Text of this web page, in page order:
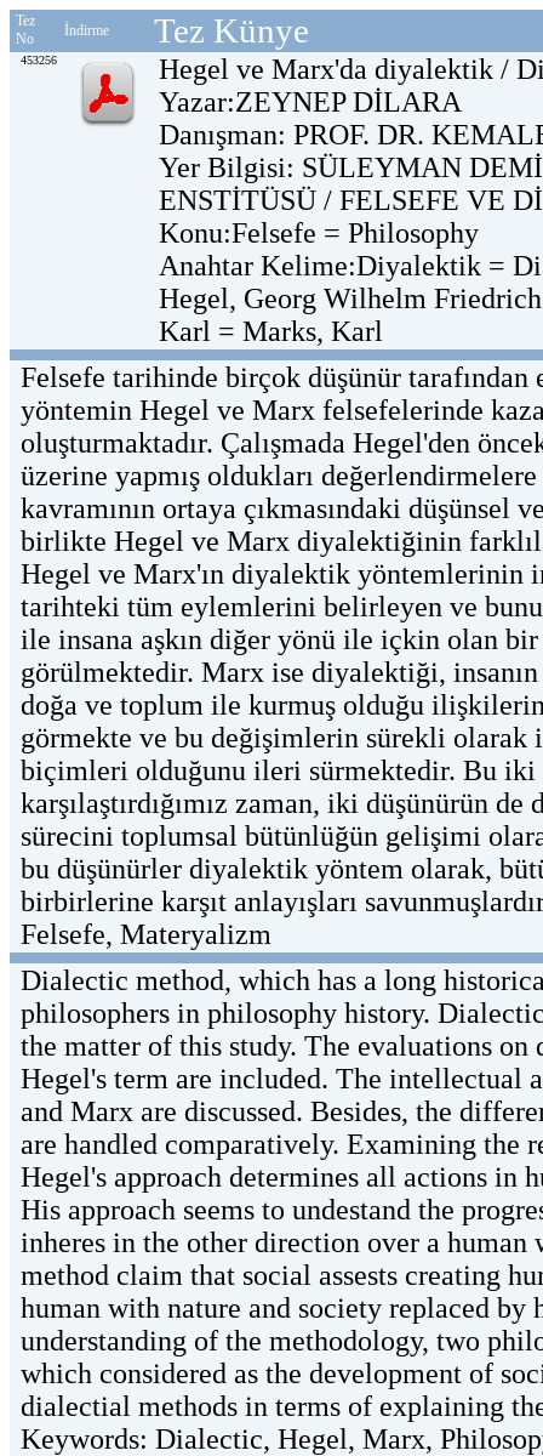
Tez
No
İndirme Tez Künye
453256
Hegel ve Marx'da diyalektik /
Yazar:ZEYNEP DİLARA
Danışman: PROF. DR.
Yer Bilgisi: SÜLEYMAN
ENSTİTÜSÜ / FELSEFE VE
Konu:Felsefe = Philosophy
Anahtar Kelime:Diyalektik =
Hegel, Georg Wilhelm
Karl = Marks, Karl
Felsefe tarihinde birçok düşünür
yöntemin Hegel ve Marx felsefelerinde
oluşturmaktadır. Çalışmada Hegel'den
üzerine yapmış oldukları
kavramının ortaya çıkmasındaki
birlikte Hegel ve Marx diyalektiğinin
Hegel ve Marx'ın diyalektik yöntemlerinin
tarihteki tüm eylemlerini belirleyen ve
ile insana aşkın diğer yönü ile içkin olan
görülmektedir. Marx ise diyalektiği, insanın
doğa ve toplum ile kurmuş olduğu
görmekte ve bu değişimlerin sürekli olarak
biçimleri olduğunu ileri sürmektedir. Bu iki
karşılaştırdığımız zaman, iki düşünürün
sürecini toplumsal bütünlüğün gelişimi
bu düşünürler diyalektik yöntem olarak,
birbirlerine karşıt anlayışları
Felsefe, Materyalizm
Dialectic method, which has a long
philosophers in philosophy history.
the matter of this study. The evaluations
Hegel's term are included. The
and Marx are discussed. Besides, the
are handled comparatively. Examining the
Hegel's approach determines all actions in
His approach seems to undestand the
inheres in the other direction over a
method claim that social assests creating
human with nature and society replaced
understanding of the methodology, two
which considered as the development of
dialectial methods in terms of explaining
Keywords: Dialectic, Hegel, Marx,